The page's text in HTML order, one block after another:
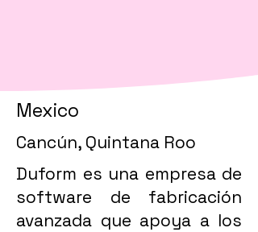
Mexico
Cancún, Quintana Roo
Duform es una empresa de
software de fabricación
avanzada que apoya a los